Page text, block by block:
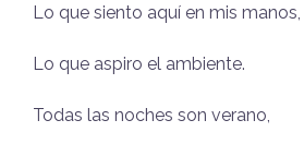
Lo que siento aquí en mis manos,
Lo que aspiro el ambiente.
Todas las noches son verano,